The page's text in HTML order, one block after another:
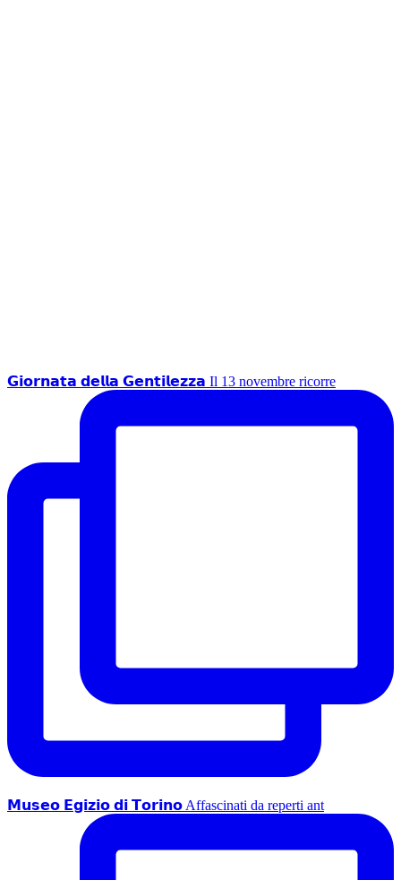
𝗚𝗶𝗼𝗿𝗻𝗮𝘁𝗮 𝗱𝗲𝗹𝗹𝗮 𝗚𝗲𝗻𝘁𝗶𝗹𝗲𝘇𝘇𝗮 Il 13 novembre ricorre
𝗠𝘂𝘀𝗲𝗼 𝗘𝗴𝗶𝘇𝗶𝗼 𝗱𝗶 𝗧𝗼𝗿𝗶𝗻𝗼 Affascinati da reperti ant